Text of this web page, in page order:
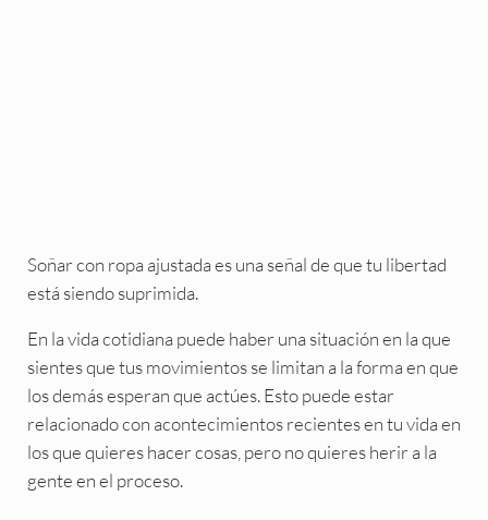
Soñar con ropa ajustada es una señal de que tu libertad
está siendo suprimida.
En la vida cotidiana puede haber una situación en la que
sientes que tus movimientos se limitan a la forma en que
los demás esperan que actúes. Esto puede estar
relacionado con acontecimientos recientes en tu vida en
los que quieres hacer cosas, pero no quieres herir a la
gente en el proceso.